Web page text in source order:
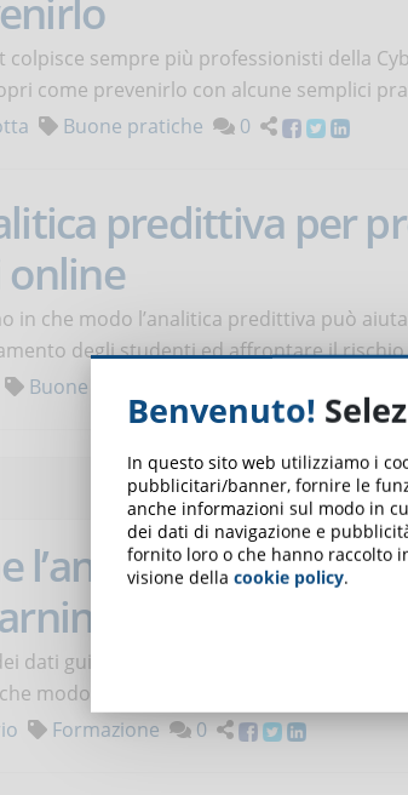
colpisce sempre più professionisti della
come prevenirlo con alcune semplici
Buone pratiche 0
predittiva per
online
in che modo l’analitica predittiva può
degli studenti ed affrontare il
Buone pratiche
Articoli del11
l’analisi guidata
dati guidata dall’intelligenza artificiale
modo e con quali strumenti.
Formazione 0
Benvenuto!
In questo sito web utilizziamo i
pubblicitari/banner, fornire le
anche informazioni sul modo in
dei dati di navigazione e
fornito loro o che hanno raccolto
visione della cookie policy.